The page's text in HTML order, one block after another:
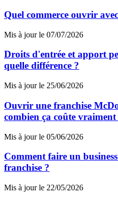
Quel commerce ouvrir
Mis à jour le 07/07/2026
Droits d'entrée et apport
quelle différence ?
Mis à jour le 25/06/2026
Ouvrir une franchise
combien ça coûte vraiment
Mis à jour le 05/06/2026
Comment faire un
franchise ?
Mis à jour le 22/05/2026